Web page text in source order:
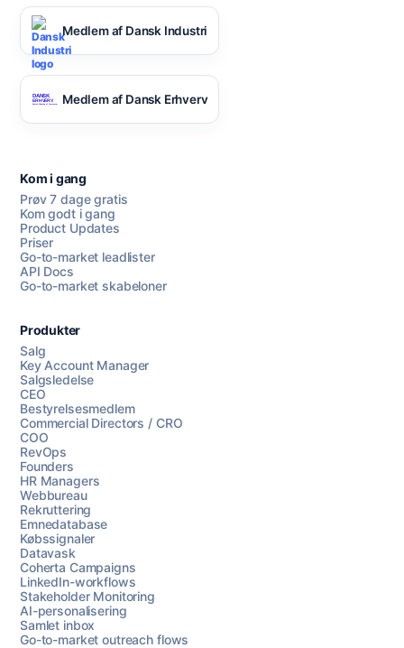
Medlem af Dansk Industri
Medlem af Dansk Erhverv
Kom i gang
Prøv 7 dage gratis
Kom godt i gang
Product Updates
Priser
Go-to-market leadlister
API Docs
Go-to-market skabeloner
Produkter
Salg
Key Account Manager
Salgsledelse
CEO
Bestyrelsesmedlem
Commercial Directors / CRO
COO
RevOps
Founders
HR Managers
Webbureau
Rekruttering
Emnedatabase
Købssignaler
Datavask
Coherta Campaigns
LinkedIn-workflows
Stakeholder Monitoring
AI-personalisering
Samlet inbox
Go-to-market outreach flows